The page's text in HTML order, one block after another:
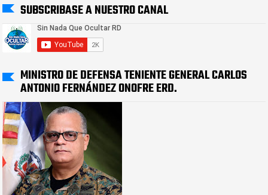
SUBSCRIBASE A NUESTRO CANAL
MINISTRO DE DEFENSA TENIENTE GENERAL CARLOS
ANTONIO FERNÁNDEZ ONOFRE ERD.